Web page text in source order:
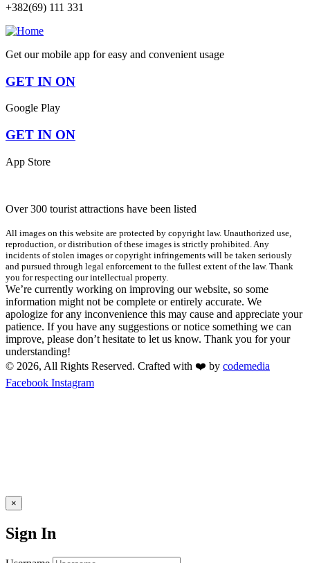
+382(69) 111 331
Get our mobile app for easy and convenient usage
GET IN ON
Google Play
GET IN ON
App Store
Over 300 tourist attractions have been listed
All images on this website are protected by copyright law. Unauthorized use,
reproduction, or distribution of these images is strictly prohibited. Any
incidents of stolen images or copyright infringements will be taken seriously
and pursued through legal enforcement to the fullest extent of the law. Thank
you for respecting our intellectual property.
We’re currently working on improving our website, so some
information might not be complete or entirely accurate. We
apologize for any inconvenience this may cause and appreciate your
patience. If you have any suggestions or notice something we can
improve, please don’t hesitate to let us know. Thank you for your
understanding!
© 2026, All Rights Reserved. Crafted with ❤️ by codemedia
Facebook Instagram
×
Sign In